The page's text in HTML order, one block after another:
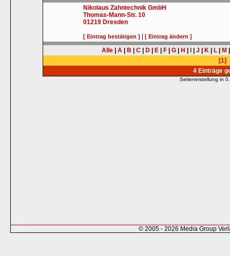
Nikolaus Zahntechnik GmbH
Thomas-Mann-Str. 10
01219 Dresden
[ Eintrag bestätigen ] |[ Eintrag ändern ]
Alle A B C D E F G H J K L M
[1]
4 Einträge
Seitenerstellung in
© 2005 - 2026 Media Group